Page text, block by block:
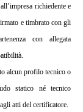
richiedente e
e timbrato con gli
con allegata
alcun profilo tecnico o
statico né tecnico
atti del certificatore.